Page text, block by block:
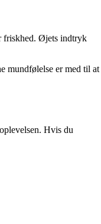
friskhed. Øjets indtryk
mundfølelse er med til at
Hvis du